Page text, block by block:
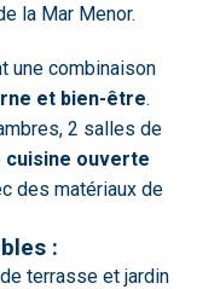
la Mar Menor.
une combinaison
et bien-être.
2 salles de
cuisine ouverte
des matériaux de
:
terrasse et jardin